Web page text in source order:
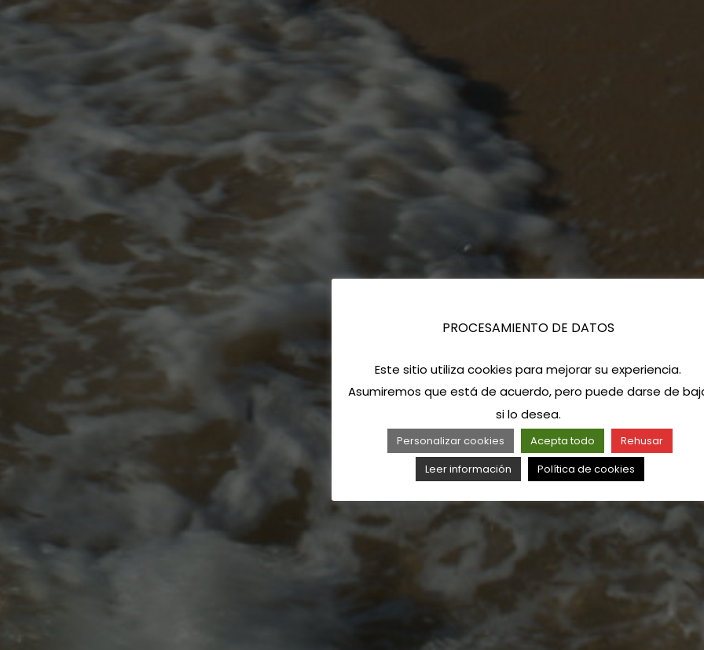
PROCESAMIENTO DE DATOS
Este sitio utiliza cookies para mejorar su experiencia.
Asumiremos que está de acuerdo, pero puede darse de
si lo desea.
Personalizar cookies Acepta todo
Rehusar
Leer información
Política de cookies